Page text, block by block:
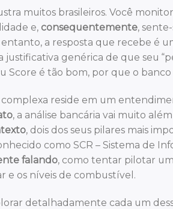
muitos brasileiros. Você
e, consequentemente,
a resposta que recebe é
genérica de que seu
Score é tão bom, por que o
complexa reside em um
, a análise bancária vai muito
, dois dos seus pilares mais
como SCR – Sistema de
falando, como tentar pilotar
e os níveis de combustível.
detalhadamente cada um